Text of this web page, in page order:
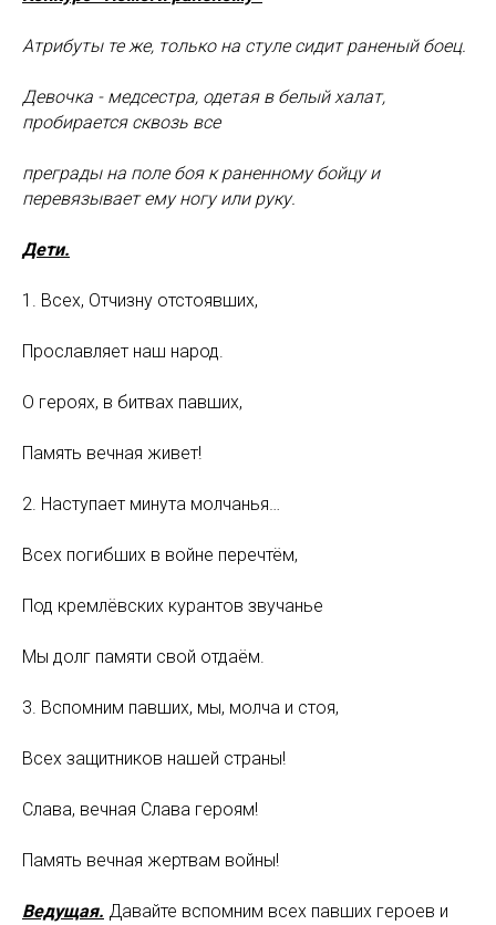
Атрибуты те же, только на стуле сидит раненый боец.
Девочка - медсестра, одетая в белый халат,
пробирается сквозь все
преграды на поле боя к раненному бойцу и
перевязывает ему ногу или руку.
Дети.
1. Всех, Отчизну отстоявших,
Прославляет наш народ.
О героях, в битвах павших,
Память вечная живет!
2. Наступает минута молчанья…
Всех погибших в войне перечтём,
Под кремлёвских курантов звучанье
Мы долг памяти свой отдаём.
3. Вспомним павших, мы, молча и стоя,
Всех защитников нашей страны!
Слава, вечная Слава героям!
Память вечная жертвам войны!
Ведущая. Давайте вспомним всех павших героев и